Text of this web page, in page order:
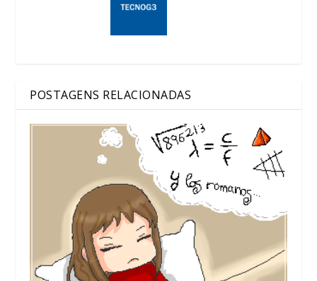
POSTAGENS RELACIONADAS